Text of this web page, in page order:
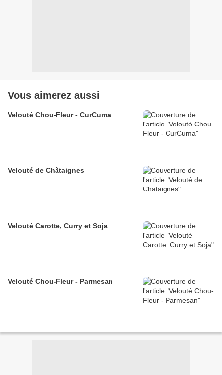
Vous aimerez aussi
Velouté Chou-Fleur - CurCuma
Velouté de Châtaignes
Velouté Carotte, Curry et Soja
Velouté Chou-Fleur - Parmesan